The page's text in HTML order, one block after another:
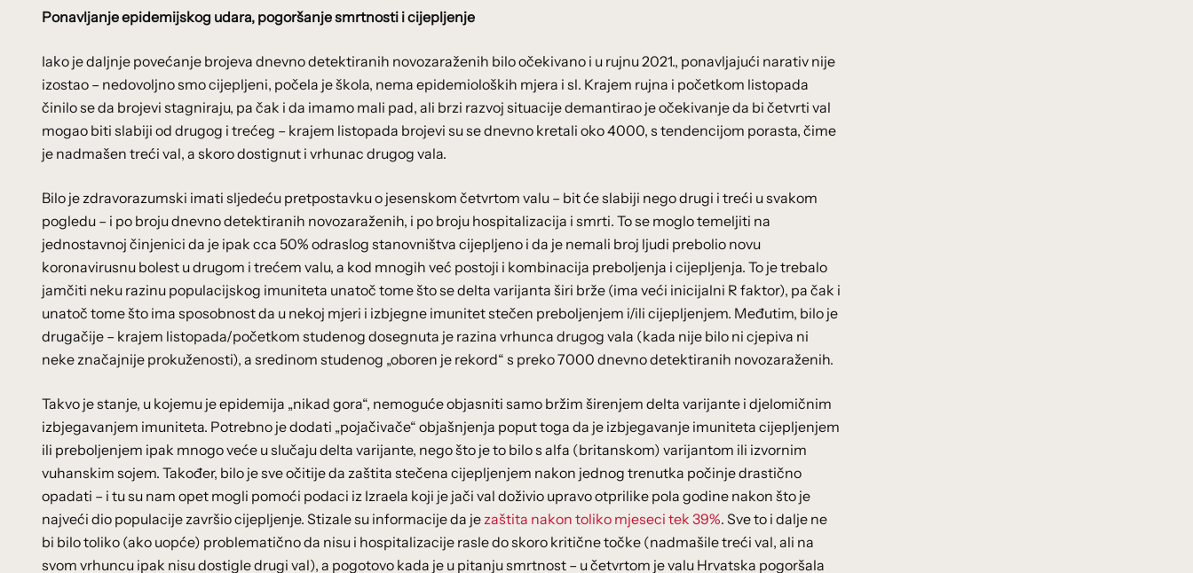
Ponavljanje epidemijskog udara, pogoršanje smrtnosti i cijepljenje
Iako je daljnje povećanje brojeva dnevno detektiranih novozaraženih bilo očekivano i u rujnu 2021., ponavljajući narativ nije
izostao – nedovoljno smo cijepljeni, počela je škola, nema epidemioloških mjera i sl. Krajem rujna i početkom listopada
činilo se da brojevi stagniraju, pa čak i da imamo mali pad, ali brzi razvoj situacije demantirao je očekivanje da bi četvrti val
mogao biti slabiji od drugog i trećeg – krajem listopada brojevi su se dnevno kretali oko 4000, s tendencijom porasta, čime
je nadmašen treći val, a skoro dostignut i vrhunac drugog vala.
Bilo je zdravorazumski imati sljedeću pretpostavku o jesenskom četvrtom valu – bit će slabiji nego drugi i treći u svakom
pogledu – i po broju dnevno detektiranih novozaraženih, i po broju hospitalizacija i smrti. To se moglo temeljiti na
jednostavnoj činjenici da je ipak cca 50% odraslog stanovništva cijepljeno i da je nemali broj ljudi prebolio novu
koronavirusnu bolest u drugom i trećem valu, a kod mnogih već postoji i kombinacija preboljenja i cijepljenja. To je trebalo
jamčiti neku razinu populacijskog imuniteta unatoč tome što se delta varijanta širi brže (ima veći inicijalni R faktor), pa čak i
unatoč tome što ima sposobnost da u nekoj mjeri i izbjegne imunitet stečen preboljenjem i/ili cijepljenjem. Međutim, bilo je
drugačije – krajem listopada/početkom studenog dosegnuta je razina vrhunca drugog vala (kada nije bilo ni cjepiva ni
neke značajnije prokuženosti), a sredinom studenog „oboren je rekord“ s preko 7000 dnevno detektiranih novozaraženih.
Takvo je stanje, u kojemu je epidemija „nikad gora“, nemoguće objasniti samo bržim širenjem delta varijante i djelomičnim
izbjegavanjem imuniteta. Potrebno je dodati „pojačivače“ objašnjenja poput toga da je izbjegavanje imuniteta cijepljenjem
ili preboljenjem ipak mnogo veće u slučaju delta varijante, nego što je to bilo s alfa (britanskom) varijantom ili izvornim
vuhanskim sojem. Također, bilo je sve očitije da zaštita stečena cijepljenjem nakon jednog trenutka počinje drastično
opadati – i tu su nam opet mogli pomoći podaci iz Izraela koji je jači val doživio upravo otprilike pola godine nakon što je
najveći dio populacije završio cijepljenje. Stizale su informacije da jezaštita nakon toliko mjeseci tek 39%. Sve to i dalje ne
bi bilo toliko (ako uopće) problematično da nisu i hospitalizacije rasle do skoro kritične točke (nadmašile treći val, ali na
svom vrhuncu ipak nisu dostigle drugi val), a pogotovo kada je u pitanju smrtnost – u četvrtom je valu Hrvatska pogoršala